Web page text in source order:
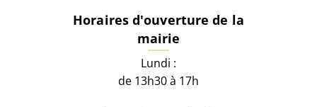
Horaires d'ouverture de la
mairie
Lundi :
de 13h30 à 17h